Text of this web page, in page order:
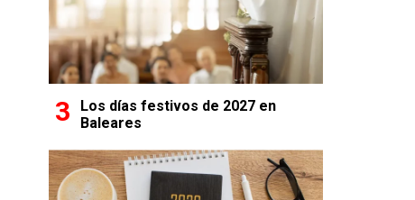
Los días festivos de 2027 en
Baleares